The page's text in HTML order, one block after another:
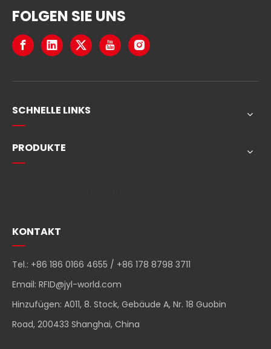
FOLGEN SIE UNS
SCHNELLE LINKS
PRODUKTE
KONTAKT
Tel.: +86 186 0166 4655 / +86 178 8798 3711
Email: RFID@jyl-world.com
Hinzufügen: A011, 8. Stock, Gebäude A, Nr. 18 Guobin
Road, 200433 Shanghai, China